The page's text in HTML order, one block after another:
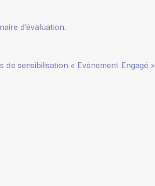
d’évaluation.
sensibilisation « Evènement Engagé »